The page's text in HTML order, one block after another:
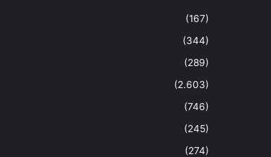
(167)
(344)
(289)
(2.603)
(746)
(245)
(274)